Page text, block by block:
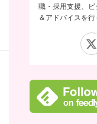
職・採用支援、
＆アドバイスを行